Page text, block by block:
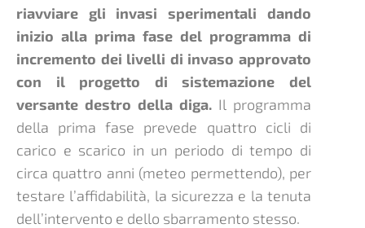
riavviare gli invasi sperimentali dando
inizio alla prima fase del programma di
incremento dei livelli di invaso approvato
con il progetto di sistemazione del
versante destro della diga. Il programma
della prima fase prevede quattro cicli di
carico e scarico in un periodo di tempo di
circa quattro anni (meteo permettendo), per
testare l’affidabilità, la sicurezza e la tenuta
dell’intervento e dello sbarramento stesso.